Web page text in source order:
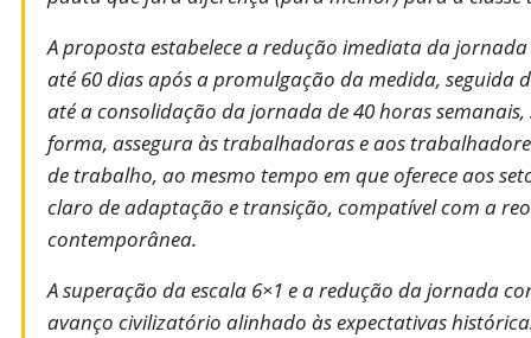
A proposta estabelece a redução imediata da
até 60 dias após a promulgação da medida, seguida
até a consolidação da jornada de 40 horas semanais,
forma, assegura às trabalhadoras e aos
de trabalho, ao mesmo tempo em que oferece aos
claro de adaptação e transição, compatível com a
contemporânea.
A superação da escala 6×1 e a redução da jornada
avanço civilizatório alinhado às expectativas